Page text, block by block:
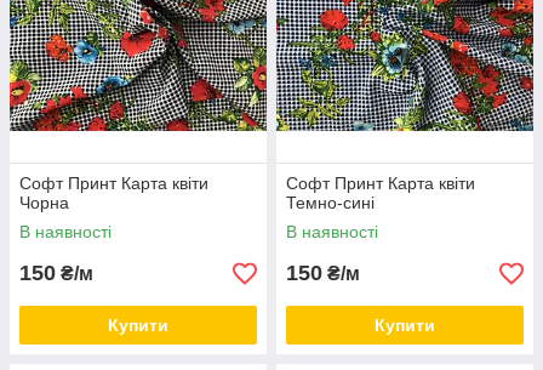
Софт Принт Карта квіти
Чорна
В наявності
150 ₴/м
Купити
Софт Принт Карта квіти
Темно-сині
В наявності
150 ₴/м
Купити